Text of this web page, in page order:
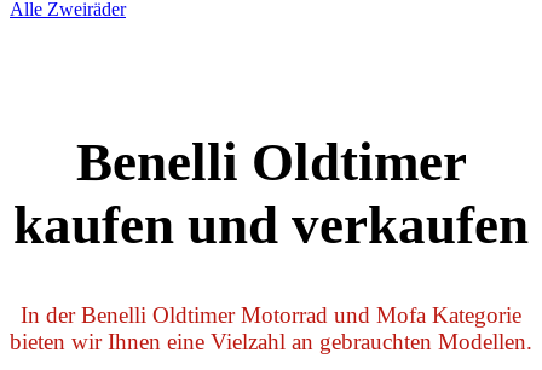
Alle Zweiräder
Benelli Oldtimer
kaufen und verkaufen
In der Benelli Oldtimer Motorrad und Mofa Kategorie
bieten wir Ihnen eine Vielzahl an gebrauchten Modellen.